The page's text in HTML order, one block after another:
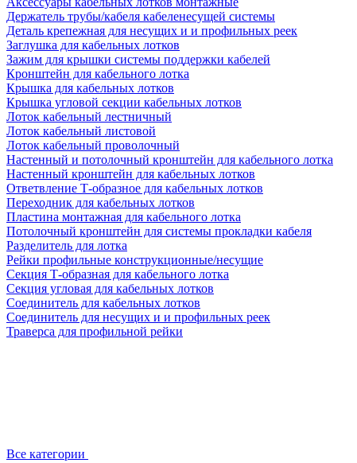
Держатель трубы/кабеля кабеленесущей системы
Деталь крепежная для несущих и и профильных реек
Заглушка для кабельных лотков
Зажим для крышки системы поддержки кабелей
Кронштейн для кабельного лотка
Крышка для кабельных лотков
Крышка угловой секции кабельных лотков
Лоток кабельный лестничный
Лоток кабельный листовой
Лоток кабельный проволочный
Настенный и потолочный кронштейн для кабельного лотка
Настенный кронштейн для кабельных лотков
Ответвление Т-образное для кабельных лотков
Переходник для кабельных лотков
Пластина монтажная для кабельного лотка
Потолочный кронштейн для системы прокладки кабеля
Разделитель для лотка
Рейки профильные конструкционные/несущие
Секция Т-образная для кабельного лотка
Секция угловая для кабельных лотков
Соединитель для кабельных лотков
Соединитель для несущих и и профильных реек
Траверса для профильной рейки
Все категории